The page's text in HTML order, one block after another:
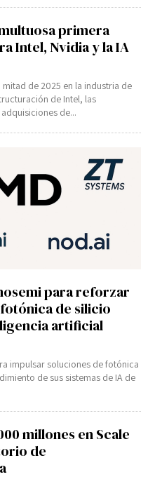
primera
Intel, Nvidia y la IA
de 2025 en la industria de
de Intel, las
de...
para reforzar
de silicio
artificial
impulsar soluciones de fotónica
de sus sistemas de IA de
millones en Scale
de